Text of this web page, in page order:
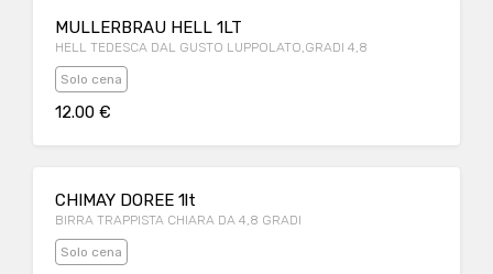
MULLERBRAU HELL 1LT
HELL TEDESCA DAL GUSTO LUPPOLATO,GRADI 4,8
Solo cena
12.00 €
CHIMAY DOREE 1lt
BIRRA TRAPPISTA CHIARA DA 4,8 GRADI
Solo cena